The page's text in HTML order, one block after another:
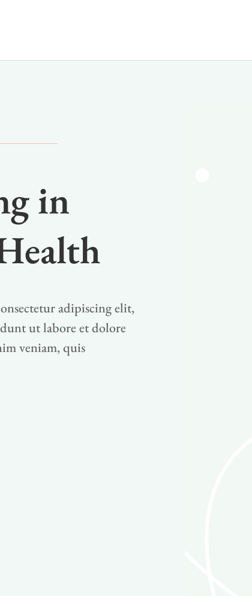
in
adipiscing elit,
ut labore et dolore
veniam, quis